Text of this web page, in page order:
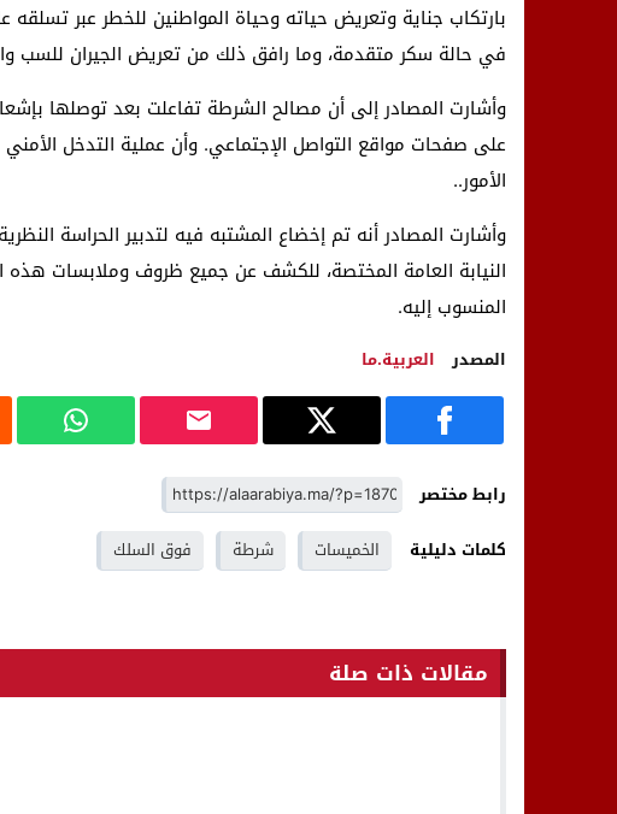
بارتكاب جناية وتعريض حياته وحياة المواطنين للخطر عبر
في حالة سكر متقدمة، وما رافق ذلك من تعريض الجيران للسب
وأشارت المصادر إلى أن مصالح الشرطة تفاعلت بعد توصلها
على صفحات مواقع التواصل الإجتماعي. وأن عملية التدخل
الأمور..
وأشارت المصادر أنه تم إخضاع المشتبه فيه لتدبير الحراسة
النيابة العامة المختصة، للكشف عن جميع ظروف وملابسات
المنسوب إليه.
المصدر العربية.ما
رابط مختصر
كلمات دليلية
الخميسات شرطة فوق السلك
مقالات ذات صلة